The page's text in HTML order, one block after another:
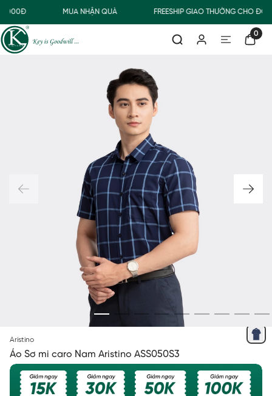
MUA NHẬN QUÀ FREESHIP GIAO THƯỜNG CHO
0
Aristino
Áo Sơ mi caro Nam Aristino ASS050S3